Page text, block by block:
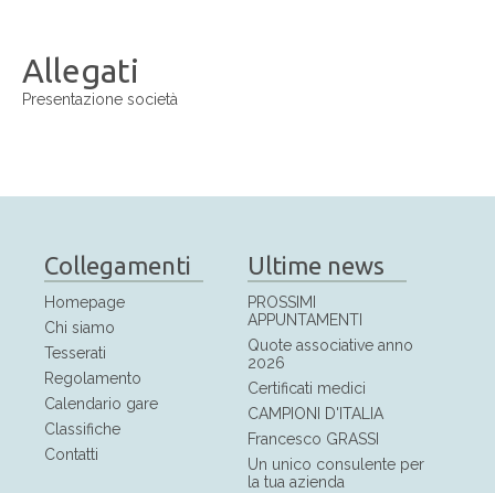
Allegati
Presentazione società
Collegamenti
Homepage
Chi siamo
Tesserati
Regolamento
Calendario gare
Classifiche
Contatti
Ultime news
PROSSIMI
APPUNTAMENTI
Quote associative anno
2026
Certificati medici
CAMPIONI D'ITALIA
Francesco GRASSI
Un unico consulente per
la tua azienda